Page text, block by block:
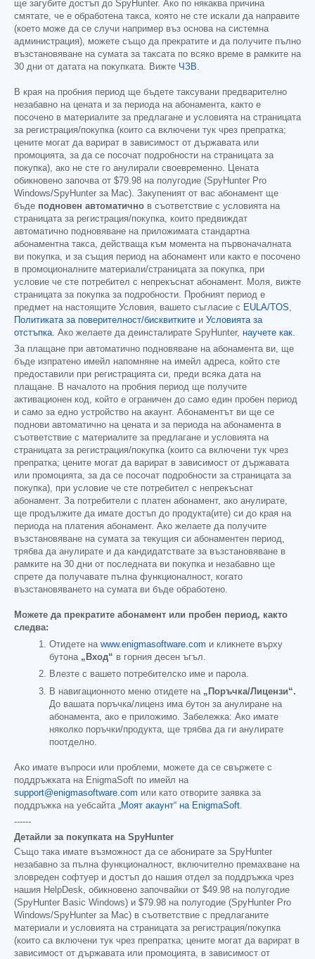
ще загубите достъп до SpyHunter. Ако по някаква причина
смятате, че е обработена такса, която не сте искали да направите
(което може да се случи например въз основа на системна
администрация), можете също да прекратите и да получите пълно
възстановяване на сумата за таксата по всяко време в рамките на
30 дни от датата на покупката. Вижте ЧЗВ.
В края на пробния период ще бъдете таксувани предварително
незабавно на цената и за периода на абонамента, както е
посочено в материалите за предлагане и условията на страницата
за регистрация/покупка (които са включени тук чрез препратка;
цените могат да варират в зависимост от държавата или
промоцията, за да се посочат подробности на страницата за
покупка), ако не сте го анулирали своевременно. Цената
обикновено започва от $79.98 на полугодие (SpyHunter Pro
Windows/SpyHunter за Mac). Закупеният от вас абонамент ще
бъде подновен автоматично в съответствие с условията на
страницата за регистрация/покупка, които предвиждат
автоматично подновяване на приложимата стандартна
абонаментна такса, действаща към момента на първоначалната
ви покупка, и за същия период на абонамент или както е посочено
в промоционалните материали/страницата за покупка, при
условие че сте потребител с непрекъснат абонамент. Моля, вижте
страницата за покупка за подробности. Пробният период е
предмет на настоящите Условия, вашето съгласие с EULA/TOS,
Политиката за поверителност/бисквитките и Условията за
отстъпка. Ако желаете да деинсталирате SpyHunter, научете как.
За плащане при автоматично подновяване на абонамента ви, ще
бъде изпратено имейл напомняне на имейл адреса, който сте
предоставили при регистрацията си, преди всяка дата на
плащане. В началото на пробния период ще получите
активационен код, който е ограничен до само един пробен период
и само за едно устройство на акаунт. Абонаментът ви ще се
поднови автоматично на цената и за периода на абонамента в
съответствие с материалите за предлагане и условията на
страницата за регистрация/покупка (които са включени тук чрез
препратка; цените могат да варират в зависимост от държавата
или промоцията, за да се посочат подробности за страницата за
покупка), при условие че сте потребител с непрекъснат
абонамент. За потребители с платен абонамент, ако анулирате,
ще продължите да имате достъп до продукта(ите) си до края на
периода на платения абонамент. Ако желаете да получите
възстановяване на сумата за текущия си абонаментен период,
трябва да анулирате и да кандидатствате за възстановяване в
рамките на 30 дни от последната ви покупка и незабавно ще
спрете да получавате пълна функционалност, когато
възстановяването на сумата ви бъде обработено.
Можете да прекратите абонамент или пробен период, както
следва:
Отидете на www.enigmasoftware.com и кликнете върху
бутона „Вход“ в горния десен ъгъл.
Влезте с вашето потребителско име и парола.
В навигационното меню отидете на „Поръчка/Лицензи“.
До вашата поръчка/лиценз има бутон за анулиране на
абонамента, ако е приложимо. Забележка: Ако имате
няколко поръчки/продукта, ще трябва да ги анулирате
поотделно.
Ако имате въпроси или проблеми, можете да се свържете с
поддръжката на EnigmaSoft по имейл на
support@enigmasoftware.com или като отворите заявка за
поддръжка на уебсайта
„Моят акаунт“ на EnigmaSoft
------
Детайли за покупката на SpyHunter
Също така имате възможност да се абонирате за SpyHunter
незабавно за пълна функционалност, включително премахване на
зловреден софтуер и достъп до нашия отдел за поддръжка чрез
нашия HelpDesk, обикновено започвайки от $49.98 на полугодие
(SpyHunter Basic Windows) и $79.98 на полугодие (SpyHunter Pro
Windows/SpyHunter за Mac) в съответствие с предлаганите
материали и условията на страницата за регистрация/покупка
(които са включени тук чрез препратка; цените могат да варират в
зависимост от държавата или промоцията, в зависимост от